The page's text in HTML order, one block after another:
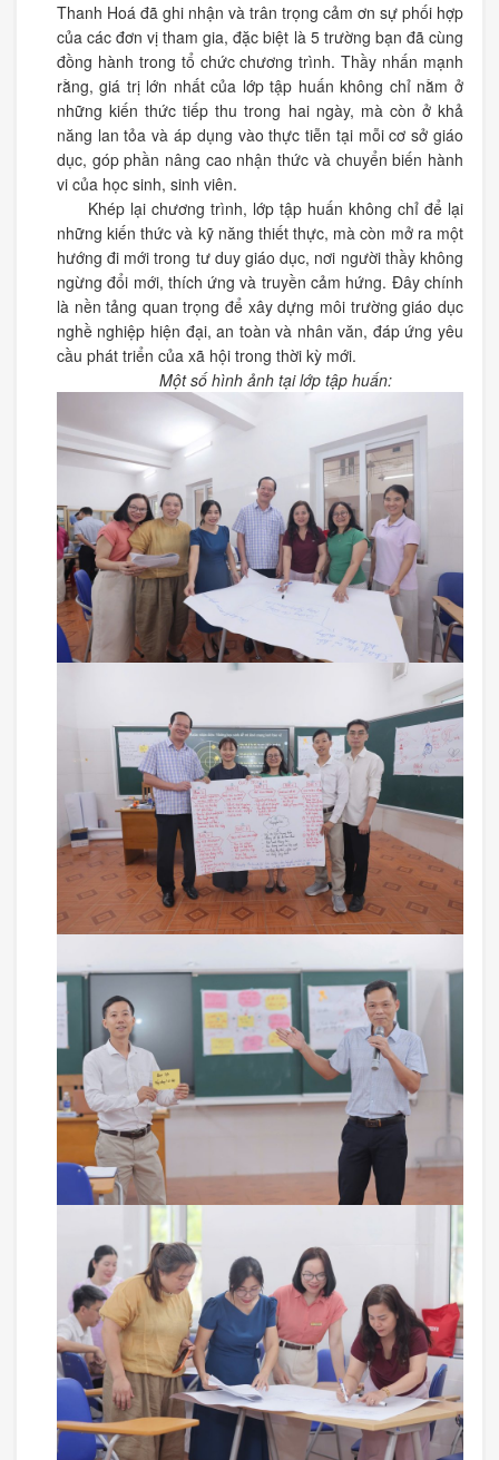
Thanh Hoá đã ghi nhận và trân trọng cảm ơn sự phối hợp
của các đơn vị tham gia, đặc biệt là 5 trường bạn đã cùng
đồng hành trong tổ chức chương trình. Thầy nhấn mạnh
rằng, giá trị lớn nhất của lớp tập huấn không chỉ nằm ở
những kiến thức tiếp thu trong hai ngày, mà còn ở khả
năng lan tỏa và áp dụng vào thực tiễn tại mỗi cơ sở giáo
dục, góp phần nâng cao nhận thức và chuyển biến hành
vi của học sinh, sinh viên.
Khép lại chương trình, lớp tập huấn không chỉ để lại
những kiến thức và kỹ năng thiết thực, mà còn mở ra một
hướng đi mới trong tư duy giáo dục, nơi người thầy không
ngừng đổi mới, thích ứng và truyền cảm hứng. Đây chính
là nền tảng quan trọng để xây dựng môi trường giáo dục
nghề nghiệp hiện đại, an toàn và nhân văn, đáp ứng yêu
cầu phát triển của xã hội trong thời kỳ mới.
Một số hình ảnh tại lớp tập huấn: